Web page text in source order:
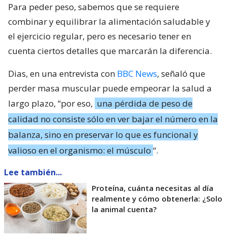
Para peder peso, sabemos que se requiere
combinar y equilibrar la alimentación saludable y
el ejercicio regular, pero es necesario tener en
cuenta ciertos detalles que marcarán la diferencia.
Dias, en una entrevista con BBC News, señaló que
perder masa muscular puede empeorar la salud a
largo plazo, “por eso, una pérdida de peso de
calidad no consiste sólo en ver bajar el número en la
balanza, sino en preservar lo que es funcional y
valioso en el organismo: el músculo “.
Lee también...
Proteína, cuánta necesitas al día
realmente y cómo obtenerla: ¿Solo
la animal cuenta?